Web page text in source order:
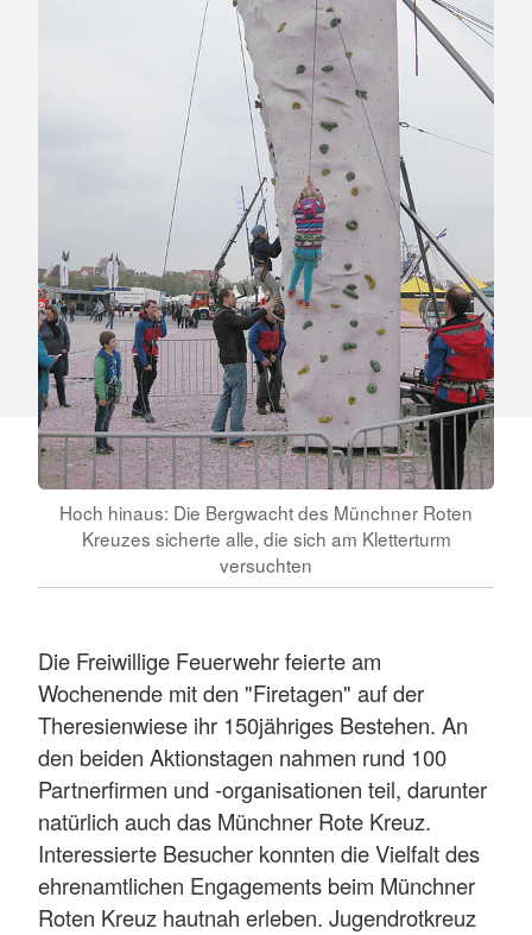
Hoch hinaus: Die Bergwacht des Münchner Roten
Kreuzes sicherte alle, die sich am Kletterturm
versuchten
Die Freiwillige Feuerwehr feierte am
Wochenende mit den "Firetagen" auf der
Theresienwiese ihr 150jähriges Bestehen. An
den beiden Aktionstagen nahmen rund 100
Partnerfirmen und -organisationen teil, darunter
natürlich auch das Münchner Rote Kreuz.
Interessierte Besucher konnten die Vielfalt des
ehrenamtlichen Engagements beim Münchner
Roten Kreuz hautnah erleben. Jugendrotkreuz